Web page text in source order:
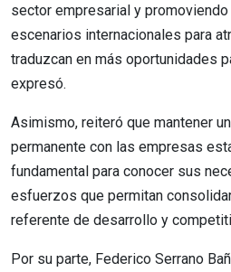
sector empresarial y
escenarios internacionales para
traduzcan en más oportunidades
expresó.
Asimismo, reiteró que mantener
permanente con las empresas
fundamental para conocer sus
esfuerzos que permitan
referente de desarrollo y
Por su parte, Federico Serrano